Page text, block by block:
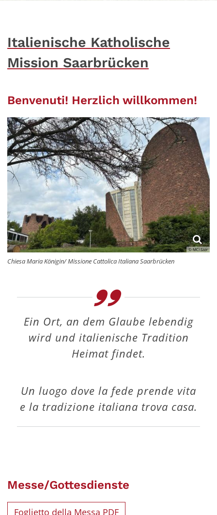
Italienische Katholische
Mission Saarbrücken
Benvenuti! Herzlich willkommen!
© MCI Saar
Chiesa Maria Königin/ Missione Cattolica Italiana Saarbrücken
Ein Ort, an dem Glaube lebendig
wird und italienische Tradition
Heimat findet.
Un luogo dove la fede prende vita
e la tradizione italiana trova casa.
Messe/Gottesdienste
Foglietto della Messa PDF